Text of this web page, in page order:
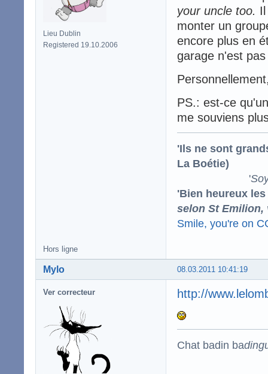
Lieu Dublin
Registered 19.10.2006
your uncle too.
monter un
encore plus en
garage n'est
PS.: est-ce
me souviens
'Ils ne sont
La Boétie)
'
'Bien heureux
selon St Emilion,
Smile, you're on
Hors ligne
08.03.2011 10:41:19
Mylo
Ver correcteur http://
Chat badin ba